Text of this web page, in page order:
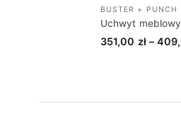
BUSTER + PUNCH
Uchwyt
351,00 zł –